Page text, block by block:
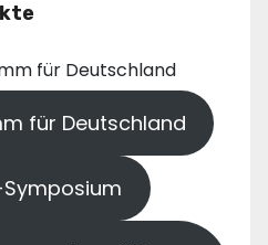
für Deutschland